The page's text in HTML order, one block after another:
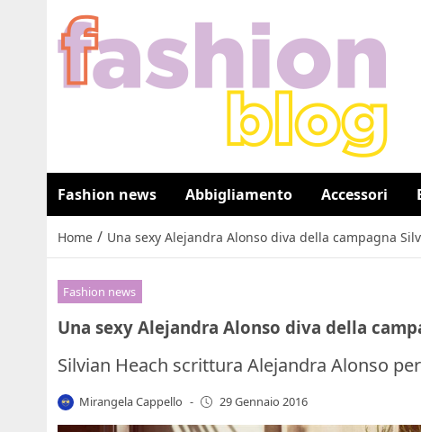
Fashion news Abbigliamento Accessori
Home / Una sexy Alejandra Alonso diva della campagna
Fashion news
Una sexy Alejandra Alonso diva della
Silvian Heach scrittura Alejandra Alonso
Mirangela Cappello - 29 Gennaio 2016